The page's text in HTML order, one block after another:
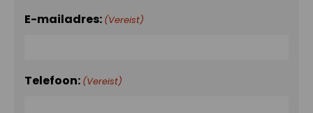
E-mailadres: (Vereist)
Telefoon: (Vereist)